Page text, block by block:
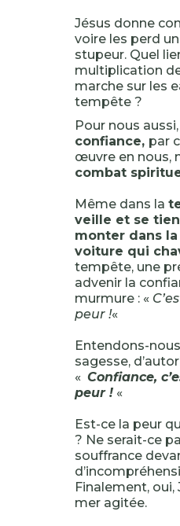
Jésus donne
voire les perd
stupeur. Quel
multiplication
marche sur les
tempête ?
Pour nous
confiance, par
œuvre en nous,
combat
Même dans la
veille et se
monter dans
voiture qui
tempête, une
advenir la
murmure : «
peur !«
Entendons-
sagesse,
« Confiance,
peur ! «
Est-ce la peur
? Ne serait-ce
souffrance
Finalement, oui,
mer agitée.